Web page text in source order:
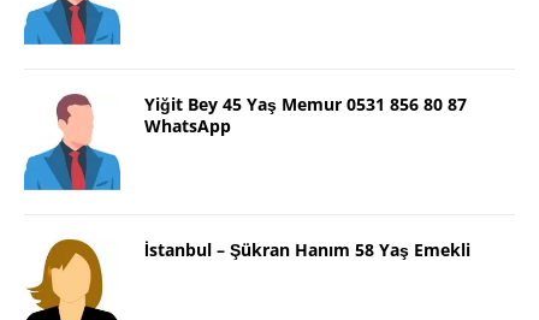
Yiğit Bey 45 Yaş Memur 0531 856 80 87
WhatsApp
İstanbul – Şükran Hanım 58 Yaş Emekli